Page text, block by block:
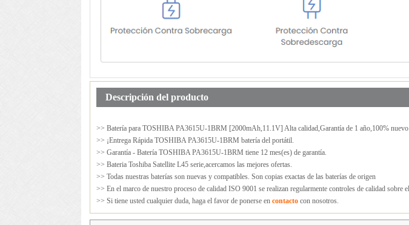
Descripción del producto
>> Batería para TOSHIBA PA3615U-1BRM [2000mAh,11.1V] Alta calidad,Garantía de 1 año,100%
>> ¡Entrega Rápida TOSHIBA PA3615U-1BRM batería del portátil.
>> Garantía - Batería TOSHIBA PA3615U-1BRM tiene 12 mes(es) de garantía.
>> Bateria Toshiba Satellite L45 serie,acercamos las mejores ofertas.
>> Todas nuestras baterías son nuevas y compatibles. Son copias exactas de las baterías de origen
>> En el marco de nuestro proceso de calidad ISO 9001 se realizan regularmente controles de calidad sobre
>> Si tiene usted cualquier duda, haga el favor de ponerse en contactocon nosotros.